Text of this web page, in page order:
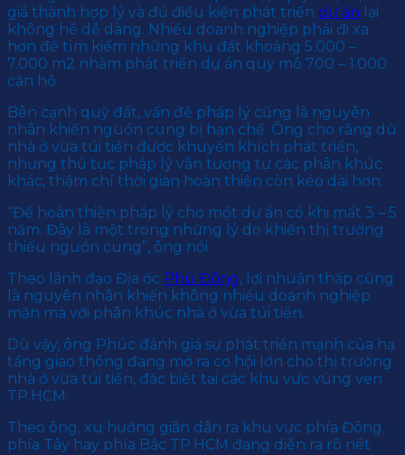
giá thành hợp lý và đủ điều kiện phát triển dự án lại
không hề dễ dàng. Nhiều doanh nghiệp phải đi xa
hơn để tìm kiếm những khu đất khoảng 5.000 –
7.000 m2 nhằm phát triển dự án quy mô 700 – 1.000
căn hộ.
Bên cạnh quỹ đất, vấn đề pháp lý cũng là nguyên
nhân khiến nguồn cung bị hạn chế. Ông cho rằng dù
nhà ở vừa túi tiền được khuyến khích phát triển,
nhưng thủ tục pháp lý vẫn tương tự các phân khúc
khác, thậm chí thời gian hoàn thiện còn kéo dài hơn.
“Để hoàn thiện pháp lý cho một dự án có khi mất 3 – 5
năm. Đây là một trong những lý do khiến thị trường
thiếu nguồn cung”, ông nói.
Theo lãnh đạo Địa ốc Phú Đông, lợi nhuận thấp cũng
là nguyên nhân khiến không nhiều doanh nghiệp
mặn mà với phân khúc nhà ở vừa túi tiền.
Dù vậy, ông Phúc đánh giá sự phát triển mạnh của hạ
tầng giao thông đang mở ra cơ hội lớn cho thị trường
nhà ở vừa túi tiền, đặc biệt tại các khu vực vùng ven
TP.HCM.
Theo ông, xu hướng giãn dân ra khu vực phía Đông,
phía Tây hay phía Bắc TP.HCM đang diễn ra rõ nét